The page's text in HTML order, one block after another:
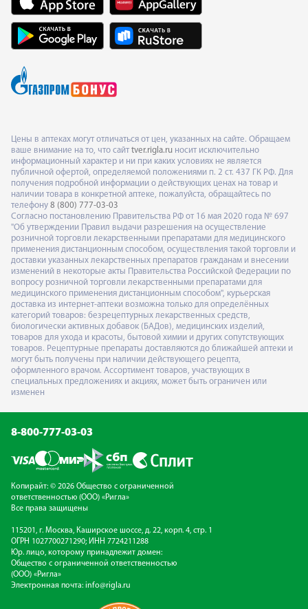
Цены в аптеках могут отличаться от цен, указанных на сайте. Обращаем
ваше внимание на то, что сайт tver.rigla.ru носит исключительно
информационный характер и ни при каких условиях не является
публичной офертой, определяемой положениями п. 2 ст. 437 ГК РФ. Для
получения подробной информации о действующих ценах на товар и
наличии товара в конкретной аптеке, пожалуйста, обращайтесь по
телефону 8 (800) 777-03-03
Согласно постановлению Правительства РФ от 16 мая 2020 года № 697
"Об утверждении Правил выдачи разрешения на осуществление
розничной торговли лекарственными препаратами для медицинского
применения дистанционным способом, осуществления такой торговли и
доставки указанных лекарственных препаратов гражданам и внесении
изменений в некоторые акты Правительства Российской Федерации по
вопросу розничной торговли лекарственными препаратами для
медицинского применения дистанционным способом", курьерская
доставка из интернет-аптеки возможна только для определённых
категорий товаров: безрецептурных лекарственных средств,
биологически активных добавок (БАДов), медицинских изделий,
товаров для ухода и красоты, бытовой химии и других сопутствующих
товаров. Рецептурные препараты доставляются до ближайшей аптеки и
могут быть получены при наличии действующего рецепта,
оформленного врачом. Ассортимент товаров, участвующих в
специальных предложениях и акциях, может быть ограничен или
изменен
8-800-777-03-03
Копирайт: © 2026 Общество с ограниченной
ответственностью (ООО) «Ригла»
Все права защищены
115201, г. Москва, Каширское шоссе, д. 22, корп. 4, стр. 1
ОГРН 1027700271290; ИНН 7724211288
Юр. лицо, которому принадлежит домен:
Общество с ограниченной ответственностью
(ООО) «Ригла»
Электронная почта: info@rigla.ru